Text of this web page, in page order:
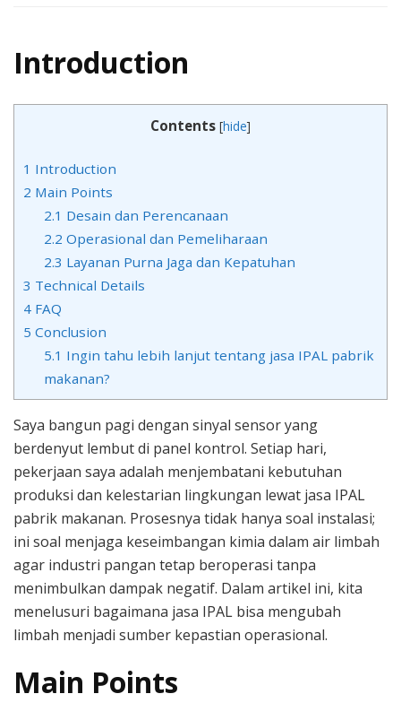
untuk
Introduction
Contents [hide]
1 Introduction
2 Main Points
2.1 Desain dan Perencanaan
2.2 Operasional dan Pemeliharaan
2.3 Layanan Purna Jaga dan Kepatuhan
3 Technical Details
4 FAQ
5 Conclusion
5.1 Ingin tahu lebih lanjut tentang jasa IPAL pabrik
makanan?
Saya bangun pagi dengan sinyal sensor yang
berdenyut lembut di panel kontrol. Setiap hari,
pekerjaan saya adalah menjembatani kebutuhan
produksi dan kelestarian lingkungan lewat jasa IPAL
pabrik makanan. Prosesnya tidak hanya soal instalasi;
ini soal menjaga keseimbangan kimia dalam air limbah
agar industri pangan tetap beroperasi tanpa
menimbulkan dampak negatif. Dalam artikel ini, kita
menelusuri bagaimana jasa IPAL bisa mengubah
limbah menjadi sumber kepastian operasional.
Main Points